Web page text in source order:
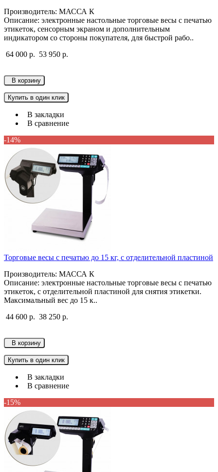
Производитель: МАССА К
Описание: электронные настольные торговые весы с печатью
этикеток, сенсорным экраном и дополнительным
индикатором со стороны покупателя, для быстрой рабо..
64 000 р. 53 950 р.
В корзину
Купить в один клик
В закладки
В сравнение
-14%
Торговые весы с печатью до 15 кг, с отделительной пластиной
Производитель: МАССА К
Описание: электронные настольные торговые весы с печатью
этикеток, с отделительной пластиной для снятия этикетки.
Максимальный вес до 15 к..
44 600 р. 38 250 р.
В корзину
Купить в один клик
В закладки
В сравнение
-15%